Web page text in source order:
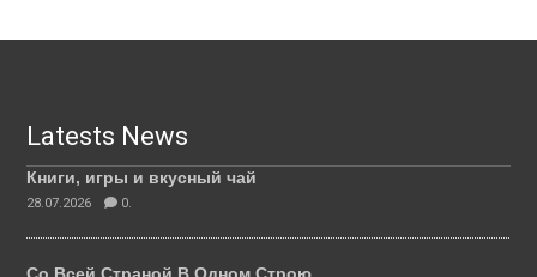
Latests News
Книги, игры и вкусный чай
28.07.2026 0.
Со Всей Страной В Одном Строю